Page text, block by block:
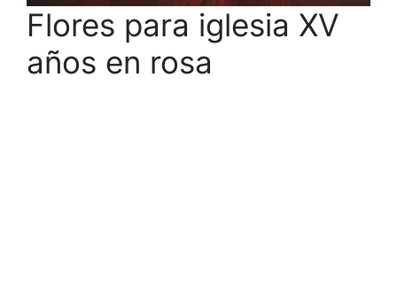
Flores para iglesia XV
años en rosa